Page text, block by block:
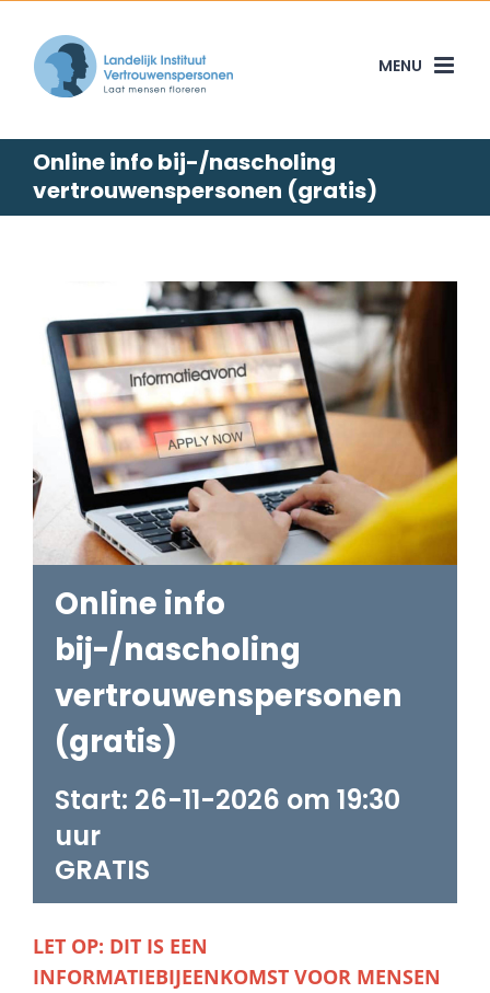
content
Online info bij-/nascholing
vertrouwenspersonen (gratis)
Online info
bij-/nascholing
vertrouwenspersonen
(gratis)
26-11-2026 om 19:30
GRATIS
LET OP: DIT IS EEN
INFORMATIEBIJEENKOMST VOOR MENSEN